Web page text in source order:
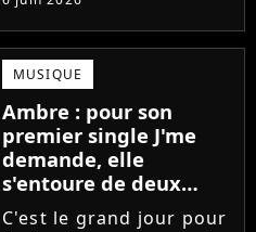
Academy lors de la
saison 2026. Et pour lui
succéder, c'est un
ancien gagnant de
l'émission de TF1 qui
sera aujourd'hui...
MUSIQUE
Ambre : pour son
premier single J'me
demande, elle
s'entoure de deux
proches de Slimane
C'est le grand jour pour